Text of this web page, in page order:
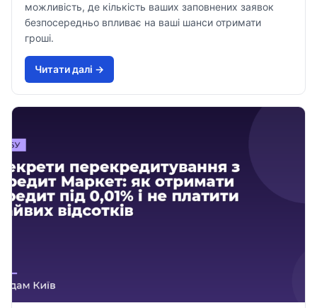
можливість, де кількість ваших заповнених заявок
безпосередньо впливає на ваші шанси отримати
гроші.
Читати далi →